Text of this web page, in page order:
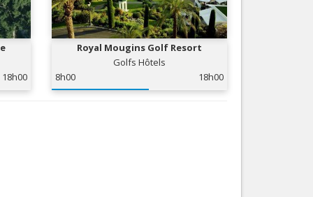
18h00
Royal Mougins Golf Resort
Golfs Hôtels
8h00
18h00